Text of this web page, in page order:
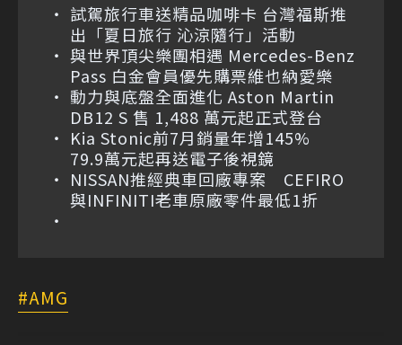
試駕旅行車送精品咖啡卡 台灣福斯推
出「夏日旅行 沁涼隨行」活動
與世界頂尖樂團相遇 Mercedes-Benz
Pass 白金會員優先購票維也納愛樂
動力與底盤全面進化 Aston Martin
DB12 S 售 1,488 萬元起正式登台
Kia Stonic前7月銷量年增145%
79.9萬元起再送電子後視鏡
NISSAN推經典車回廠專案 CEFIRO
與INFINITI老車原廠零件最低1折
AMG